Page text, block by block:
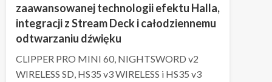
zaawansowanej technologii efektu Halla,
integracji z Stream Deck i całodziennemu
odtwarzaniu dźwięku
CLIPPER PRO MINI 60, NIGHTSWORD v2
WIRELESS SD, HS35 v3 WIRELESS i HS35 v3